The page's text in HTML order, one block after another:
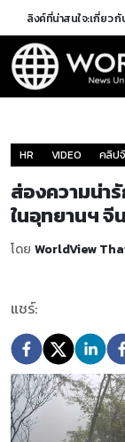
ลิงค์ที่น่าสนใจ:เกี่ยวกั
HR VIDEO คลิป
ส่องความน่า
ในอุทยานฯ จีน
โดย WorldView
แชร์: